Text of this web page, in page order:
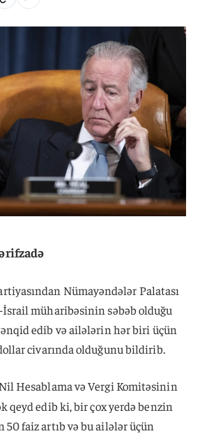
Nümayəndələr Palatası
İsrail müharibəsinin səbəb olduğu
edib və ailələrin hər biri üçün
civarında olduğunu bildirib.
Hesablama və Vergi Komitəsinin
qeyd edib ki, bir çox yerdə benzin
faiz artıb və bu ailələr üçün